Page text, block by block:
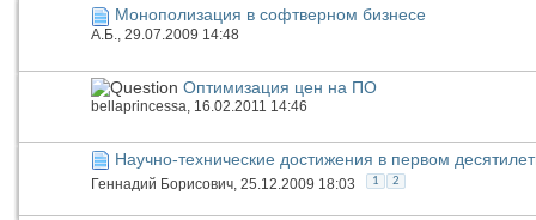
Монополизация в софтверном бизнесе
А.Б. , 29.07.2009 14:48
Оптимизация цен на ПО
bellaprincessa, 16.02.2011 14:46
Научно-технические достижения в первом
Геннадий Борисович, 25.12.2009 18:03 1 2